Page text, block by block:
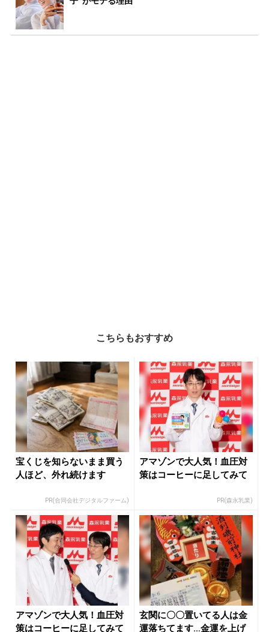
こちらもおすすめ
宝くじを知らないまま買う
人ほど、外れ続けます
PR(合同会社デジタルファーム)
アマゾンで大人気！血圧対
策はコーヒーに足してみて
PR(森永乳業)
アマゾンで大人気！血圧対
策はコーヒーに足してみて
玄関に〇〇置いてる人は金
運落ちてます…金運を上げ